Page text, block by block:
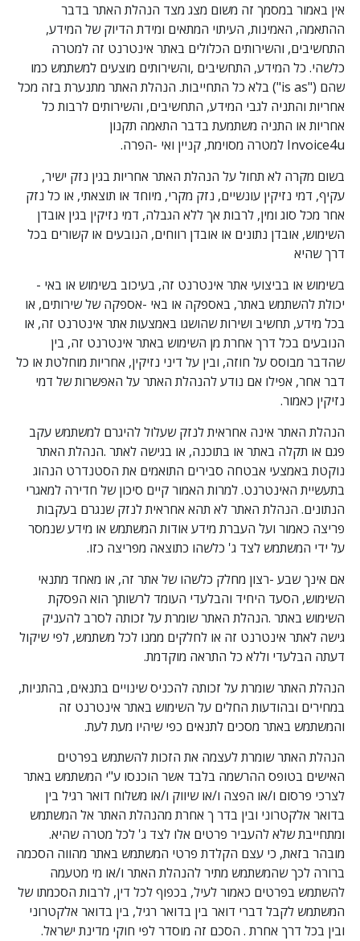
אין באמור במסמך זה משום מצג מצד הנהלת האתר בדבר
ההתאמה, האמינות, העיתוי המתאים ומידת הדיוק של המידע,
התחשיבים, והשירותים הכלולים באתר אינטרנט זה למטרה
כלשהי. כל המידע, התחשיבים ,והשירותים מוצעים למשתמש כמו
שהם ("is as") בלא כל התחייבות. הנהלת האתר מתנערת בזה מכל
אחריות והתניה לגבי המידע, התחשיבים, והשירותים לרבות כל
אחריות או התניה משתמעת בדבר התאמה תקנון
Invoice4u למטרה מסוימת, קניין ואי -הפרה.
בשום מקרה לא תחול על הנהלת האתר אחריות בגין נזק ישיר,
עקיף, דמי נזיקין עונשיים, נזק מקרי, מיוחד או תוצאתי, או כל נזק
אחר מכל סוג ומין, לרבות אך ללא הגבלה, דמי נזיקין בגין אובדן
השימוש, אובדן נתונים או אובדן רווחים, הנובעים או קשורים בכל
דרך שהיא
בשימוש או בביצועי אתר אינטרנט זה, בעיכוב בשימוש או באי -
יכולת להשתמש באתר, באספקה או באי -אספקה של שירותים, או
בכל מידע, תחשיב ושירות שהושגו באמצעות אתר אינטרנט זה, או
הנובעים בכל דרך אחרת מן השימוש באתר אינטרנט זה, בין
שהדבר מבוסס על חוזה, ובין על דיני נזיקין, אחריות מוחלטת או כל
דבר אחר, אפילו אם נודע להנהלת האתר על האפשרות של דמי
נזיקין כאמור.
הנהלת האתר אינה אחראית לנזק שעלול להיגרם למשתמש עקב
פגם או תקלה באתר או בתוכנה, או בגישה לאתר .הנהלת האתר
נוקטת באמצעי אבטחה סבירים התואמים את הסטנדרט הנהוג
בתעשיית האינטרנט. למרות האמור קיים סיכון של חדירה למאגרי
הנתונים. הנהלת האתר לא תהא אחראית לנזק שנגרם בעקבות
פריצה כאמור ועל העברת מידע אודות המשתמש או מידע שנמסר
על ידי המשתמש לצד ג' כלשהו כתוצאה מפריצה כזו.
אם אינך שבע -רצון מחלק כלשהו של אתר זה, או מאחד מתנאי
השימוש, הסעד היחיד והבלעדי העומד לרשותך הוא הפסקת
השימוש באתר .הנהלת האתר שומרת על זכותה לסרב להעניק
גישה לאתר אינטרנט זה או לחלקים ממנו לכל משתמש, לפי שיקול
דעתה הבלעדי וללא כל התראה מוקדמת.
הנהלת האתר שומרת על זכותה להכניס שינויים בתנאים, בהתניות,
במחירים ובהודעות החלים על השימוש באתר אינטרנט זה
והמשתמש באתר מסכים לתנאים כפי שיהיו מעת לעת.
הנהלת האתר שומרת לעצמה את הזכות להשתמש בפרטים
האישים בטופס ההרשמה בלבד אשר הוכנסו ע"י המשתמש באתר
לצרכי פרסום ו/או הפצה ו/או שיווק ו/או משלוח דואר רגיל בין
בדואר אלקטרוני ובין בדר ך אחרת מהנהלת האתר אל המשתמש
ומתחייבת שלא להעביר פרטים אלו לצד ג' לכל מטרה שהיא.
מובהר בזאת, כי עצם הקלדת פרטי המשתמש באתר מהווה הסכמה
ברורה לכך שהמשתמש מתיר להנהלת האתר ו/או מי מטעמה
להשתמש בפרטים כאמור לעיל, בכפוף לכל דין, לרבות הסכמתו של
המשתמש לקבל דברי דואר בין בדואר רגיל, בין בדואר אלקטרוני
ובין בכל דרך אחרת . הסכם זה מוסדר לפי חוקי מדינת ישראל.